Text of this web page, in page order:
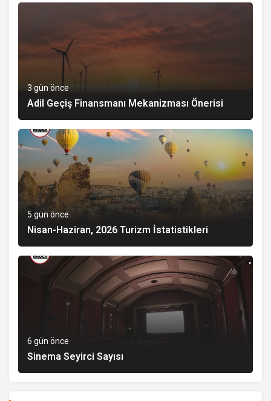
3 gün önce
Adil Geçiş Finansmanı Mekanizması Önerisi
5 gün önce
Nisan-Haziran, 2026 Turizm İstatistikleri
6 gün önce
Sinema Seyirci Sayısı